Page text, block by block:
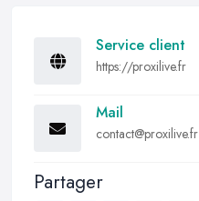
Service client
https://proxilive.fr
Mail
contact@proxilive.fr
Partager